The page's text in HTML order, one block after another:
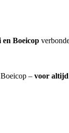
en Boeicop
– voor altijd